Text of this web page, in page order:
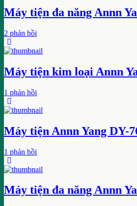
Máy tiện đa năng Annn
2 phản hồi
Máy tiện kim loại Annn
1 phản hồi
Máy tiện Annn Yang DY-
1 phản hồi
Máy tiện đa năng Annn